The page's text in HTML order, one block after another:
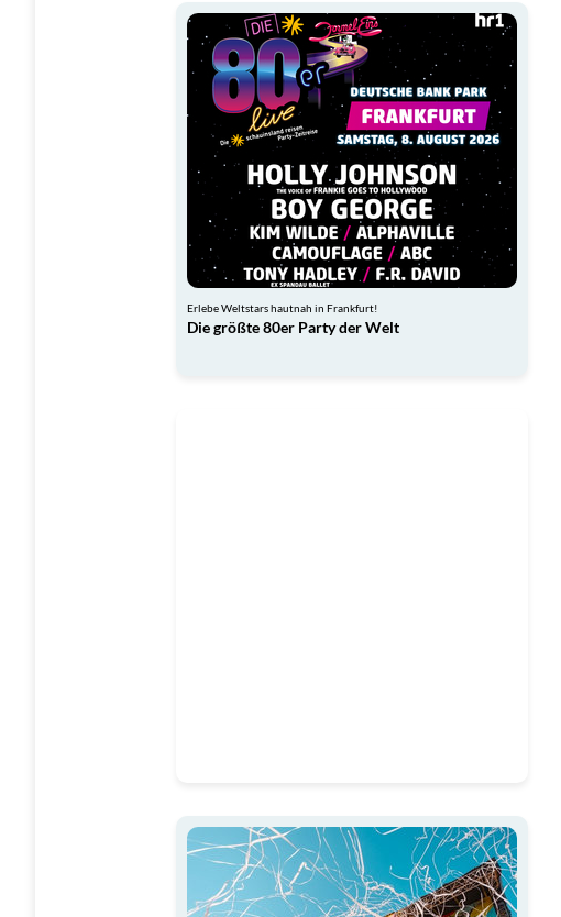
Erlebe Weltstars hautnah in Frankfurt!
Die größte 80er Party der Welt